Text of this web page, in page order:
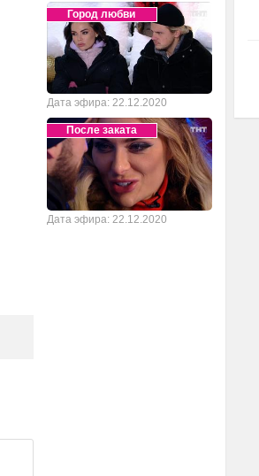
Город любви
Дата эфира: 22.12.2020
После заката
Дата эфира: 22.12.2020